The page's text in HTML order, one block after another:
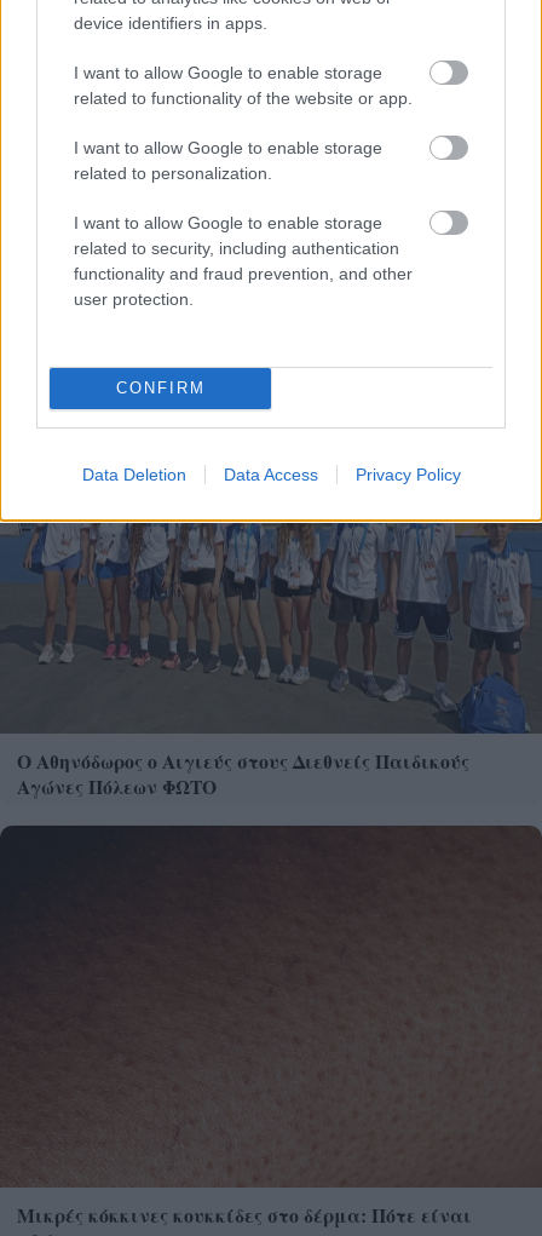
device identifiers in apps.
I want to allow Google to enable storage
related to functionality of the website or app.
I want to allow Google to enable storage
related to personalization.
I want to allow Google to enable storage
related to security, including authentication
functionality and fraud prevention, and other
user protection.
CONFIRM
Data Deletion Data Access Privacy Policy
Ελαστικά & Καλοκαίρι: Πώς να ελέγξετε τα λάστιχα
σε 2 λεπτά πριν το ταξίδι
Ο Αθηνόδωρος ο Αιγιεύς στους Διεθνείς Παιδικούς
Αγώνες Πόλεων ΦΩΤΟ
Μικρές κόκκινες κουκκίδες στο δέρμα: Πότε είναι